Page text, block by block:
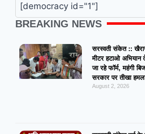
[democracy id="1"]
BREAKING NEWS
सरस्वती संकेत ::
मीटर हटाओ
जा रहे फॉर्म, महंगी
सरकार पर तीखा
August 2, 2026